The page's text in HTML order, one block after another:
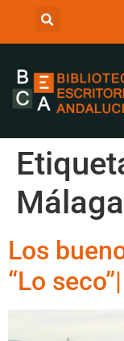
Málaga
Los
“Lo